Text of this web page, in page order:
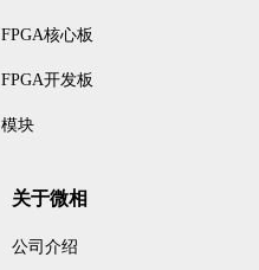
FPGA核心板
FPGA开发板
模块
关于微相
公司介绍